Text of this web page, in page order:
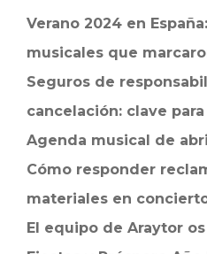
Verano 2024 en
musicales que
Seguros de
cancelación: clave
Agenda musical de
Cómo responder
materiales en
El equipo de Araytor